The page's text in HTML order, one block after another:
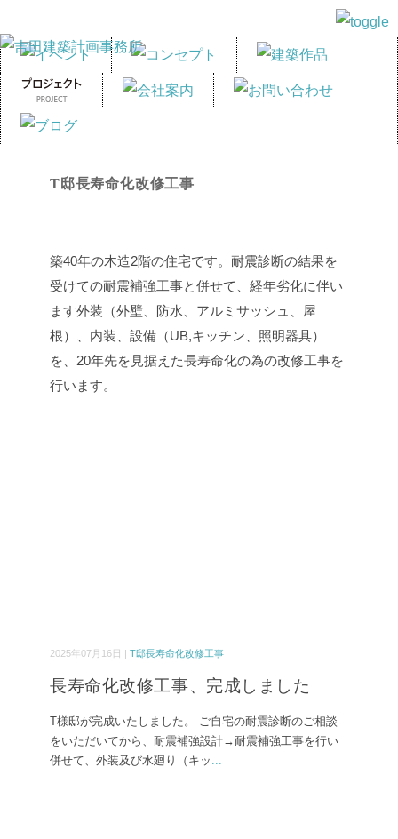
T邸長寿命化改修工事
築40年の木造2階の住宅です。耐震診断の結果を
受けての耐震補強工事と併せて、経年劣化に伴い
ます外装（外壁、防水、アルミサッシュ、屋
根）、内装、設備（UB,キッチン、照明器具）
を、20年先を見据えた長寿命化の為の改修工事を
行います。
2025年07月16日 | T邸長寿命化改修工事
長寿命化改修工事、完成しました
T様邸が完成いたしました。 ご自宅の耐震診断のご相談
をいただいてから、耐震補強設計→耐震補強工事を行い
併せて、外装及び水廻り（キッ ...